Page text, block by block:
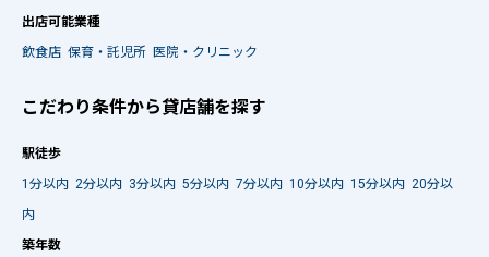
出店可能業種
飲食店 保育・託児所 医院・クリニック
こだわり条件から貸店舗を探す
駅徒歩
1分以内 2分以内 3分以内 5分以内 7分以内 10分以内 15分以内 20分以
内
築年数